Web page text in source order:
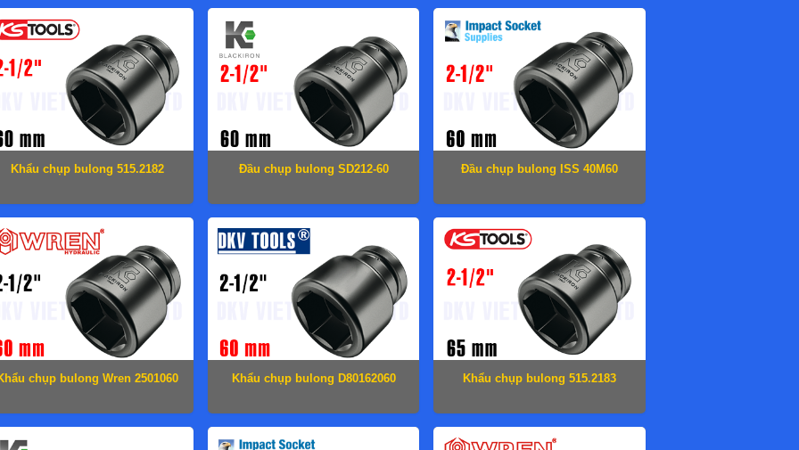
Khẩu chụp bulong 515.2182 Đầu chụp bulong SD212-60 Đầu chụp bulong ISS 40M60
chụp bulong Wren 2501060 Khẩu chụp bulong D80162060 Khẩu chụp bulong 515.2183